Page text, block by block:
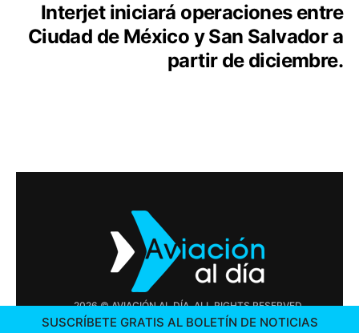
Interjet iniciará operaciones entre
Ciudad de México y San Salvador a
partir de diciembre.
2026 © AVIACIÓN AL DÍA. ALL RIGHTS RESERVED
SUSCRÍBETE GRATIS AL BOLETÍN DE NOTICIAS